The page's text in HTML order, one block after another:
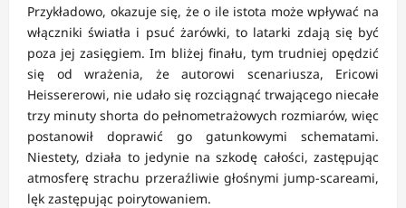
Przykładowo, okazuje się, że o ile istota może wpływać na
włączniki światła i psuć żarówki, to latarki zdają się być
poza jej zasięgiem. Im bliżej finału, tym trudniej opędzić
się od wrażenia, że autorowi scenariusza, Ericowi
Heissererowi, nie udało się rozciągnąć trwającego niecałe
trzy minuty shorta do pełnometrażowych rozmiarów, więc
postanowił doprawić go gatunkowymi schematami.
Niestety, działa to jedynie na szkodę całości, zastępując
atmosferę strachu przeraźliwie głośnymi jump-scareami,
lęk zastępując poirytowaniem.